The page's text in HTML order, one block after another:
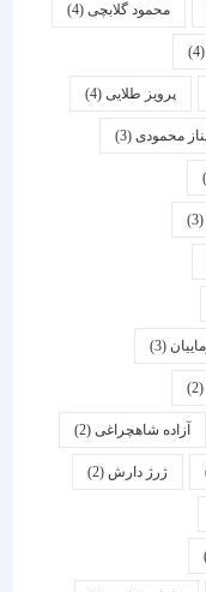
گلابچی(4)
طلایی(4)
(3)
شاهچراغی(2)
دارش (2)